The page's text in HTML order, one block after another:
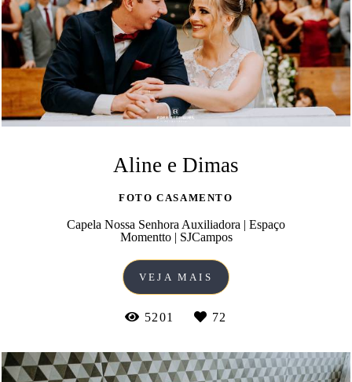
Aline e Dimas
FOTO CASAMENTO
Capela Nossa Senhora Auxiliadora | Espaço
Momentto | SJCampos
VEJA MAIS
5201 72